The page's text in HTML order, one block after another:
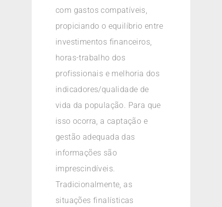
com gastos compatíveis,
propiciando o equilíbrio entre
investimentos financeiros,
horas-trabalho dos
profissionais e melhoria dos
indicadores/qualidade de
vida da população. Para que
isso ocorra, a captação e
gestão adequada das
informações são
imprescindíveis.
Tradicionalmente, as
situações finalísticas